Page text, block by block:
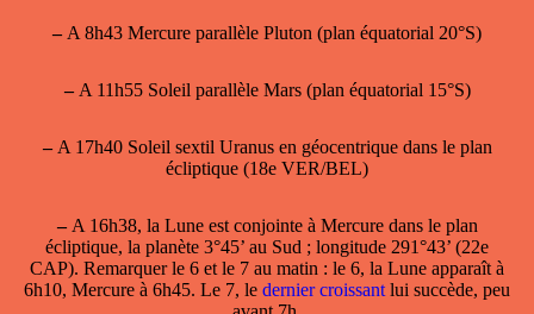
–A 8h43 Mercure parallèle Pluton (plan équatorial 20°S)
–A 11h55 Soleil parallèle Mars (plan équatorial 15°S)
–A 17h40 Soleil sextil Uranus en géocentrique dans le plan
écliptique (18e VER/BEL)
–A 16h38, la Lune est conjointe à Mercuredans le plan
écliptique, la planète 3°45’ au Sud ; longitude 291°43’ (22e
CAP). Remarquer le 6 et le 7 au matin : le 6, la Lune apparaît à
6h10, Mercure à 6h45. Le 7, le dernier croissant lui succède, peu